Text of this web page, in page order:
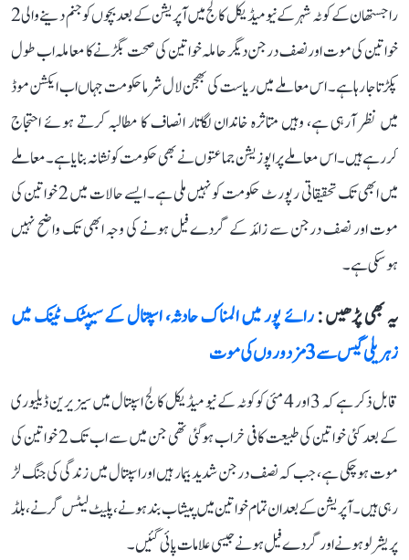
راجستھان کے کوٹہ شہر کے نیو میڈیکل کالج میں آپریشن کے بعد بچوں کو جنم دینے والی 2
خواتین کی موت اور نصف درجن دیگر حاملہ خواتین کی صحت بگڑنے کا معاملہ اب طول
پکڑتا جا رہا ہے۔ اس معاملے میں ریاست کی بھجن لال شرما حکومت جہاں اب ایکشن موڈ
میں نظر آرہی ہے، وہیں متاثرہ خاندان لگاتار انصاف کا مطالبہ کرتے ہوئے احتجاج
کررہے ہیں۔ اس معاملے پر اپوزیشن جماعتوں نے بھی حکومت کو نشانہ بنایا ہے۔ معاملے
میں ابھی تک تحقیقاتی رپورٹ حکومت کو نہیں ملی ہے۔ ایسے حالات میں 2 خواتین کی
موت اور نصف درجن سے زائد کے گردے فیل ہونے کی وجہ ابھی تک واضح نہیں
ہوسکی ہے۔
یہ بھی پڑھیں :رائے پور میں المناک حادثہ، اسپتال کے سیپٹک ٹینک میں
زہریلی گیس سے 3 مزدوروں کی موت
قابل ذکر ہے کہ 3 اور 4 مئی کو کوٹہ کے نیو میڈیکل کالج اسپتال میں سیزیرین ڈیلیوری
کے بعد کئی خواتین کی طبیعت کافی خراب ہوگئی تھی جن میں سے اب تک 2 خواتین کی
موت ہو چکی ہے، جب کہ نصف درجن شدید بیمار ہیں اور اسپتال میں زندگی کی جنگ لڑ
رہی ہیں۔ آپریشن کے بعد ان تمام خواتین میں پیشاب بند ہونے، پلیٹ لیٹس گرنے، بلڈ
پریشر لو ہونے اور گردے فیل ہونے جیسی علامات پائی گئیں۔